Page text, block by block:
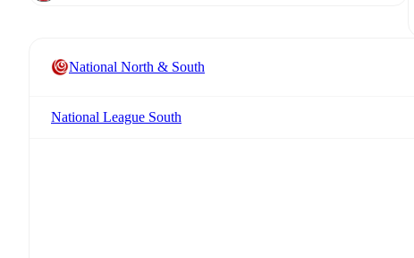
National North & South
National League South